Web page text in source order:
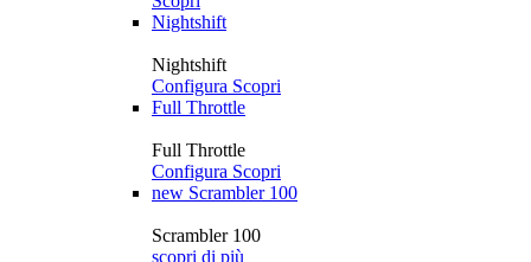
Nightshift
Nightshift
Configura Scopri
Full Throttle
Full Throttle
Configura Scopri
new Scrambler 100
Scrambler 100
scopri di più